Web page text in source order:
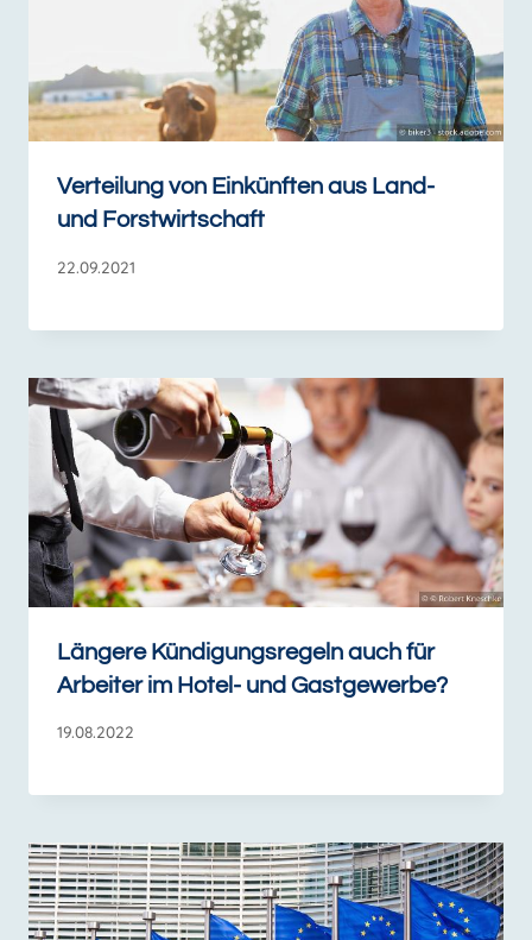
Verteilung von Einkünften aus Land-
und Forstwirtschaft
22.09.2021
Längere Kündigungsregeln auch für
Arbeiter im Hotel- und Gastgewerbe?
19.08.2022